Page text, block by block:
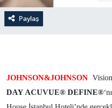
Paylaş
JOHNSON&JOHNSONVision
DAY ACUVUE® DEFINE®